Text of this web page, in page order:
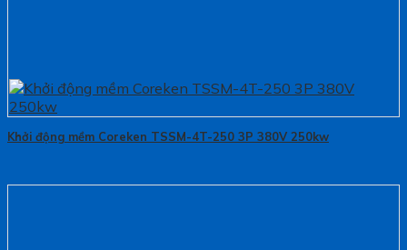
Khởi động mềm Coreken TSSM-4T-250 3P 380V 250kw